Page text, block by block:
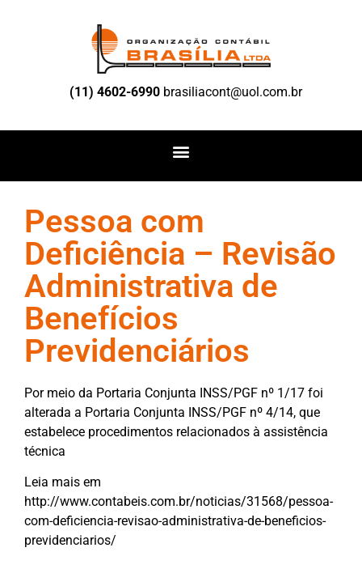
(11) 4602-6990 brasiliacont@uol.com.br
Pessoa com
Deficiência – Revisão
Administrativa de
Benefícios
Previdenciários
Por meio da Portaria Conjunta INSS/PGF nº 1/17 foi
alterada a Portaria Conjunta INSS/PGF nº 4/14, que
estabelece procedimentos relacionados à assistência
técnica
Leia mais em
http://www.contabeis.com.br/noticias/31568/pessoa-
com-deficiencia-revisao-administrativa-de-beneficios-
previdenciarios/